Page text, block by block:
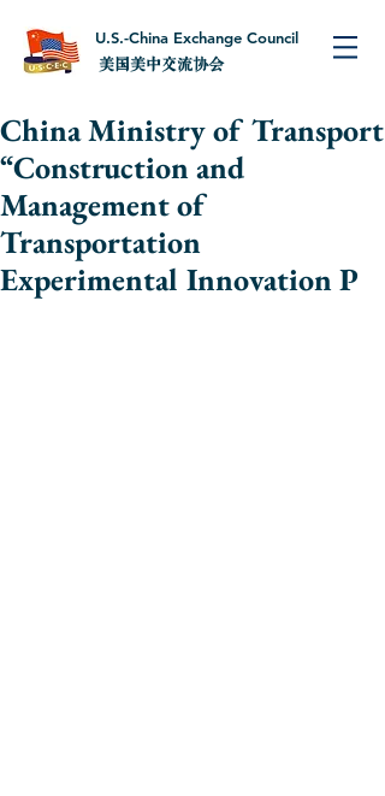
U.S.-China Exchange Council
美国美中交流协会
China Ministry of Transport
“Construction and
Management of
Transportation
Experimental Innovation P